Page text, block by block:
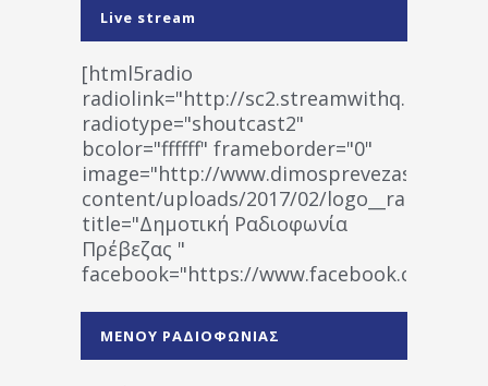
Live stream
[html5radio
radiolink="http://
radiotype="shoutcast2"
bcolor="ffffff" frameborder="0"
image="http://www.dimosprevezas.gr/wp-
content/uploads/2017/02/
title="Δημοτική Ραδιοφωνία
Πρέβεζας "
facebook="https://www.facebook.com/
1531194763766854/" artist="" ]
ΜΕΝΟΥ ΡΑΔΙΟΦΩΝΙΑΣ